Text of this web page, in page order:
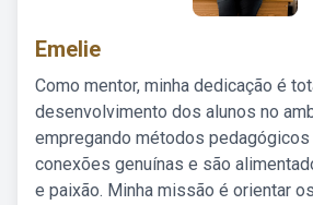
Emelie
Como mentor, minha dedicação é
desenvolvimento dos alunos no
empregando métodos
conexões genuínas e são
e paixão. Minha missão é orientar